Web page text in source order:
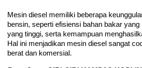
Mesin diesel memiliki beberapa
bensin, seperti efisiensi bahan bakar
yang tinggi, serta kemampuan
Hal ini menjadikan mesin diesel sangat
berat dan komersial.